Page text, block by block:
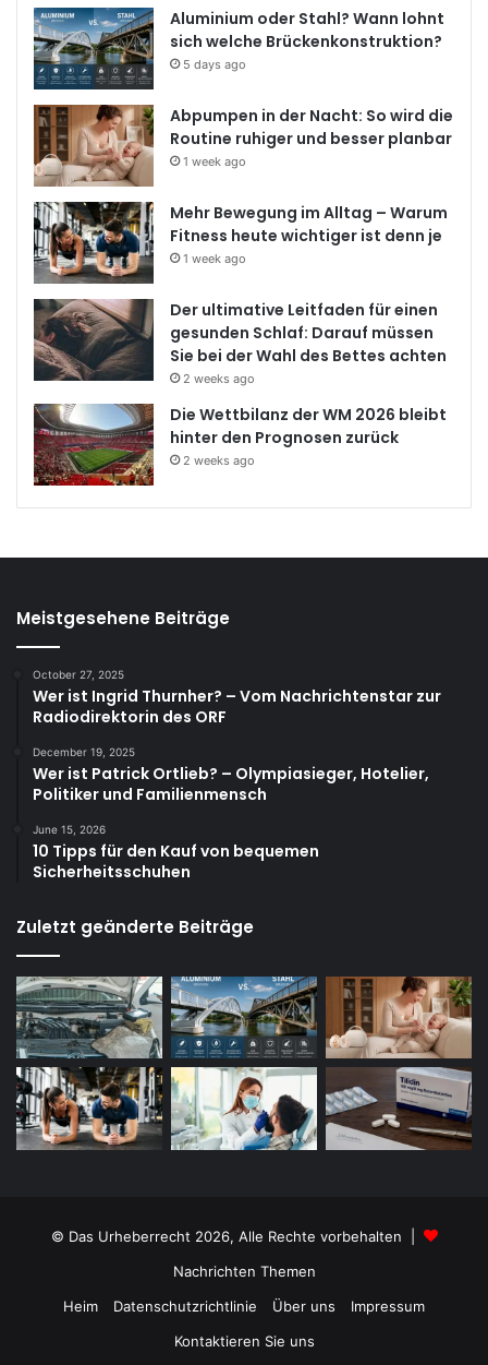
Aluminium oder Stahl? Wann lohnt
sich welche Brückenkonstruktion?
5 days ago
Abpumpen in der Nacht: So wird die
Routine ruhiger und besser planbar
1 week ago
Mehr Bewegung im Alltag – Warum
Fitness heute wichtiger ist denn je
1 week ago
Der ultimative Leitfaden für einen
gesunden Schlaf: Darauf müssen
Sie bei der Wahl des Bettes achten
2 weeks ago
Die Wettbilanz der WM 2026 bleibt
hinter den Prognosen zurück
2 weeks ago
Meistgesehene Beiträge
October 27, 2025
Wer ist Ingrid Thurnher? – Vom Nachrichtenstar zur
Radiodirektorin des ORF
December 19, 2025
Wer ist Patrick Ortlieb? – Olympiasieger, Hotelier,
Politiker und Familienmensch
June 15, 2026
10 Tipps für den Kauf von bequemen
Sicherheitsschuhen
Zuletzt geänderte Beiträge
© Das Urheberrecht 2026, Alle Rechte vorbehalten |
Nachrichten Themen
Heim
Datenschutzrichtlinie Über uns
Impressum
Kontaktieren Sie uns